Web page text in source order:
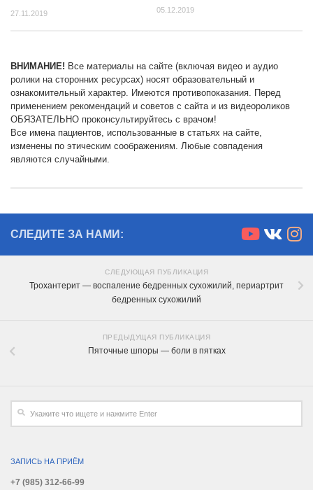
27.11.2019 05.12.2019
ВНИМАНИЕ! Все материалы на сайте (включая видео и аудио
ролики на сторонних ресурсах) носят образовательный и
ознакомительный характер. Имеются противопоказания. Перед
применением рекомендаций и советов с сайта и из видеороликов
ОБЯЗАТЕЛЬНО проконсультируйтесь с врачом!
Все имена пациентов, использованные в статьях на сайте,
изменены по этическим соображениям. Любые совпадения
являются случайными.
СЛЕДИТЕ ЗА НАМИ:
СЛЕДУЮЩАЯ ПУБЛИКАЦИЯ
Трохантерит — воспаление бедренных сухожилий, периартрит
бедренных сухожилий
ПРЕДЫДУЩАЯ ПУБЛИКАЦИЯ
Пяточные шпоры — боли в пятках
ЗАПИСЬ НА ПРИЁМ
+7 (985) 312-66-99